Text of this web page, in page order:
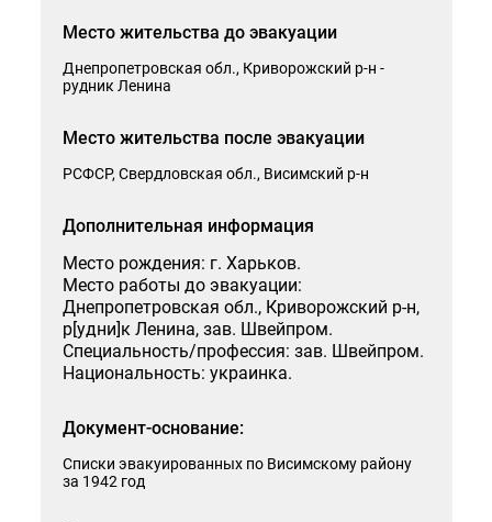
Место жительства до эвакуации
Днепропетровская обл., Криворожский р-н -
рудник Ленина
Место жительства после эвакуации
РСФСР, Свердловская обл., Висимский р-н
Дополнительная информация
Место рождения: г. Харьков.
Место работы до эвакуации:
Днепропетровская обл., Криворожский р-н,
р[удни]к Ленина, зав. Швейпром.
Специальность/профессия: зав. Швейпром.
Национальность: украинка.
Документ-основание:
Списки эвакуированных по Висимскому району
за 1942 год
Способ получения ответа на запрос
Я согласен на обработку моих персональных данных
Отправить